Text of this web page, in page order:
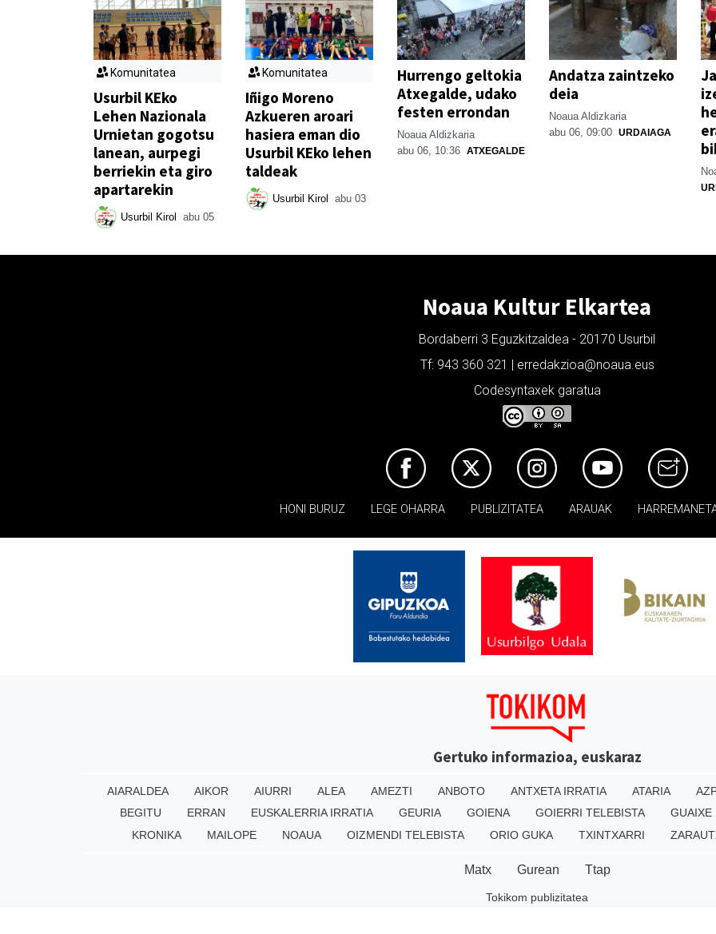
Komunitatea
Usurbil KEko
Lehen Nazionala
Urnietan gogotsu
lanean, aurpegi
berriekin eta giro
apartarekin
Usurbil Kirol abu 05
Komunitatea
Iñigo Moreno
Azkueren aroari
hasiera eman dio
Usurbil KEko lehen
taldeak
Usurbil Kirol abu 03
Hurrengo geltokia
Atxegalde, udako
festen errondan
Noaua Aldizkaria
abu 06, 10:36 ATXEGALDE
Andatza zaintzeko
deia
Noaua Aldizkaria
abu 06, 09:00 URDAIAGA
Noaua Kultur Elkartea
Bordaberri 3 Eguzkitzaldea - 20170 Usurbil
Tf: 943 360 321 | erredakzioa@noaua.eus
Codesyntaxek garatua
HONI BURUZ LEGE OHARRA PUBLIZITATEA ARAUAK
Gertuko informazioa, euskaraz
AIARALDEA AIKOR AIURRI ALEA AMEZTI ANBOTO ANTXETA IRRATIA ATARIA
BEGITU
ERRAN EUSKALERRIA IRRATIA GEURIA GOIENA GOIERRI TELEBISTA GUAIXE
KRONIKA
MAILOPE NOAUA OIZMENDI TELEBISTA ORIO GUKA TXINTXARRI
Matx Gurean Ttap
Tokikom publizitatea